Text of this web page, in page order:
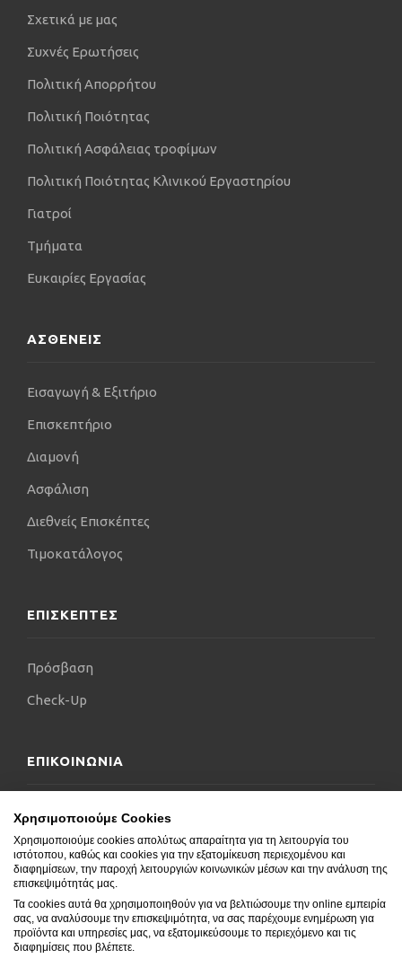
Δεκέμβριο 2008, συνέχισε να εργάζεται ως
Διευθυντής Χειρουργικού Τμήματος (Consultant in
έμμισθη θέση στο Νοσοκομείο Hammersmith
Hospital και τη διεθνώς αναγνωρισμένη
Παγκρέατος.
Τον Σεπτέμβριο 2009, εξελέγη Επίκουρος
(Senior Lecturer & Consultant in General & Upper
Gastrointestinal Surgery) στο Πανεπιστήμιο
St Mary’s Hospital, στους τομείς της Γενικής
Οισοφαγο-Γαστρικού καρκίνου και την Προηγμένη
Μεσολάβησε εκπαιδευτική άδεια από το
Πανεπιστήμιο Imperial College London,
προκειμένου να μεταβεί στο Νοσοκομείο St Janz
Hospital, στην Bruges του Βελγίου, όπου και
Παχυσαρκίας. Έτσι, από τον Ιανουάριο 2011,
παράλληλα με την κύρια απασχόλησή του στο
και επεμβάσεις παχυσαρκίας στο Νοσοκομείο
Χειρουργικού Τμήματος (Consultant in General
and HPB Surgery) στο Νοσοκομείο Hammersmith
Παγκρέατος.
ανοιχτές και λαπαροσκοπικές επεμβάσεις ποικίλης
βαρύτητας. Οι περισσότερες αφορούν την
Ογκολογική Χειρουργική Οισοφάγου/Στομάχου,
Ήπατος/Χοληφόρων/Παγκρέατος, Παχέος εντέρου/
Ορθού, καθώς και τη λαπαροσκοπική Γενική
Χειρουργική και Χειρουργική της Παχυσαρκίας.
Σχετικά με μας
Συχνές Ερωτήσεις
Πολιτική Απορρήτου
Πολιτική Ποιότητας
Πολιτική Ασφάλειας τροφίμων
Πολιτική Ποιότητας Κλινικού Εργαστηρίου
Γιατροί
Τμήματα
Ευκαιρίες Εργασίας
ΑΣΘΕΝΕΙΣ
Εισαγωγή & Εξιτήριο
Επισκεπτήριο
Διαμονή
Ασφάλιση
Διεθνείς Επισκέπτες
Τιμοκατάλογος
ΕΠΙΣΚΕΠΤΕΣ
Πρόσβαση
Check-Up
ΕΠΙΚΟΙΝΩΝΙΑ
Επικοινωνήστε μαζί μας
Δήλωση Προσβασιμότητας
Συχνές Ερωτήσεις
Blog
Χρησιμοποιούμε Cookies
Χρησιμοποιούμε cookies απολύτως απαραίτητα για τη λειτουργία του
ιστότοπου, καθώς και cookies για την εξατομίκευση περιεχομένου και
διαφημίσεων, την παροχή λειτουργιών κοινωνικών μέσων και την ανάλυση της
επισκεψιμότητάς μας.
Τα cookies αυτά θα χρησιμοποιηθούν για να βελτιώσουμε την online εμπειρία
σας, να αναλύσουμε την επισκεψιμότητα, να σας παρέχουμε ενημέρωση για
προϊόντα και υπηρεσίες μας, να εξατομικεύσουμε το περιεχόμενο και τις
διαφημίσεις που βλέπετε.